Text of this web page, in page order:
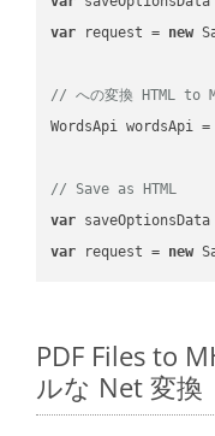
var request = new
// への変換 HTML to
WordsApi wordsApi =
// Save as HTML
var
var request = new
PDF Files to
ルな Net 変換